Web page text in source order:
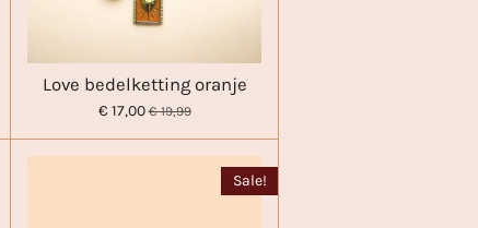
Love bedelketting oranje
€ 17,00 € 19,99
Sale!